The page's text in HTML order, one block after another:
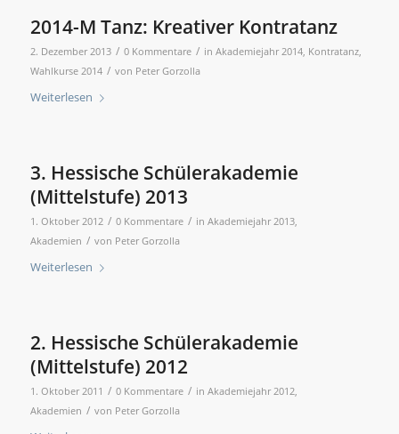
2014-M Tanz: Kreativer Kontratanz
2. Dezember 2013 / 0 Kommentare / in Akademiejahr 2014, Kontratanz,
Wahlkurse 2014 / von Peter Gorzolla
Weiterlesen
3. Hessische Schülerakademie
(Mittelstufe) 2013
1. Oktober 2012 / 0 Kommentare / in Akademiejahr 2013,
Akademien / von Peter Gorzolla
Weiterlesen
2. Hessische Schülerakademie
(Mittelstufe) 2012
1. Oktober 2011 / 0 Kommentare / in Akademiejahr 2012,
Akademien / von Peter Gorzolla